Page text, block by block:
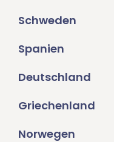
Schweden
Spanien
Deutschland
Griechenland
Norwegen